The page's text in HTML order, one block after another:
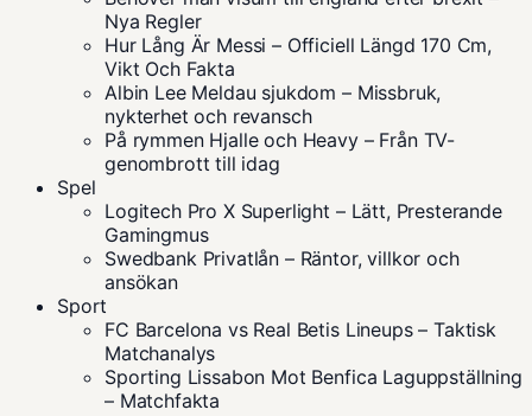
Nya Regler
Hur Lång Är Messi – Officiell Längd 170 Cm,
Vikt Och Fakta
Albin Lee Meldau sjukdom – Missbruk,
nykterhet och revansch
På rymmen Hjalle och Heavy – Från TV-
genombrott till idag
Spel
Logitech Pro X Superlight – Lätt, Presterande
Gamingmus
Swedbank Privatlån – Räntor, villkor och
ansökan
Sport
FC Barcelona vs Real Betis Lineups – Taktisk
Matchanalys
Sporting Lissabon Mot Benfica Laguppställning
– Matchfakta